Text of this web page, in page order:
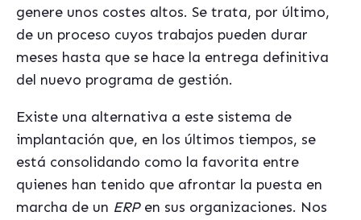
genere unos costes altos. Se trata, por último,
de un proceso cuyos trabajos pueden durar
meses hasta que se hace la entrega definitiva
del nuevo programa de gestión.
Existe una alternativa a este sistema de
implantación que, en los últimos tiempos, se
está consolidando como la favorita entre
quienes han tenido que afrontar la puesta en
marcha de un ERP en sus organizaciones. Nos